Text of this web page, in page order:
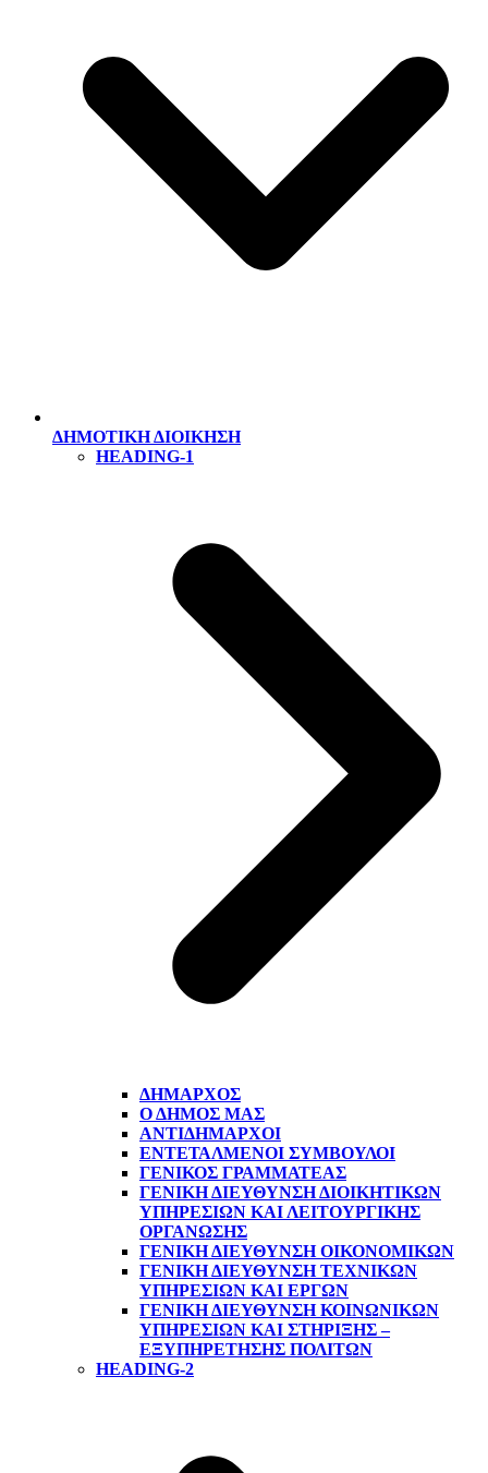
ΔΗΜΟΤΙΚΗ ΔΙΟΙΚΗΣΗ
HEADING-1
ΔΉΜΑΡΧΟΣ
Ο ΔΗΜΟΣ ΜΑΣ
ΑΝΤΙΔΉΜΑΡΧΟΙ
ΕΝΤΕΤΑΛΜΈΝΟΙ ΣΎΜΒΟΥΛΟΙ
ΓΕΝΙΚΌΣ ΓΡΑΜΜΑΤΈΑΣ
ΓΕΝΙΚΉ ΔΙΕΎΘΥΝΣΗ ΔΙΟΙΚΗΤΙΚΏΝ
ΥΠΗΡΕΣΙΏΝ ΚΑΙ ΛΕΙΤΟΥΡΓΙΚΉΣ
ΟΡΓΆΝΩΣΗΣ
ΓΕΝΙΚΉ ΔΙΕΎΘΥΝΣΗ ΟΙΚΟΝΟΜΙΚΏΝ
ΓΕΝΙΚΉ ΔΙΕΎΘΥΝΣΗ ΤΕΧΝΙΚΏΝ
ΥΠΗΡΕΣΙΏΝ ΚΑΙ ΈΡΓΩΝ
ΓΕΝΙΚΉ ΔΙΕΎΘΥΝΣΗ ΚΟΙΝΩΝΙΚΏΝ
ΥΠΗΡΕΣΙΏΝ ΚΑΙ ΣΤΉΡΙΞΗΣ –
ΕΞΥΠΗΡΈΤΗΣΗΣ ΠΟΛΙΤΏΝ
HEADING-2